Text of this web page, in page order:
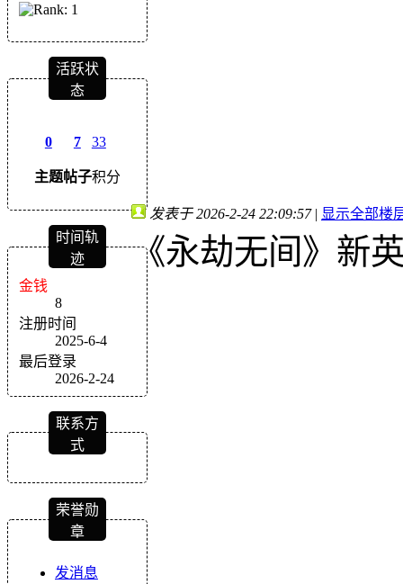
活跃状
态
0
主题
7
帖子
33
积分
时间轨
迹
金钱
8
注册时间
2025-6-4
最后登录
2026-2-24
联系方
式
荣誉勋
章
发消息
发表于 2026-2-24 22:09:57 | 显示全部楼
《永劫无间》新